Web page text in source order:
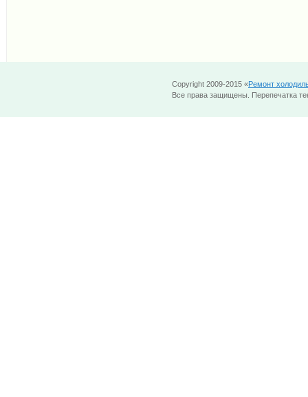
Copyright 2009-2015 «Ремонт
Все права защищены. Перепечатка